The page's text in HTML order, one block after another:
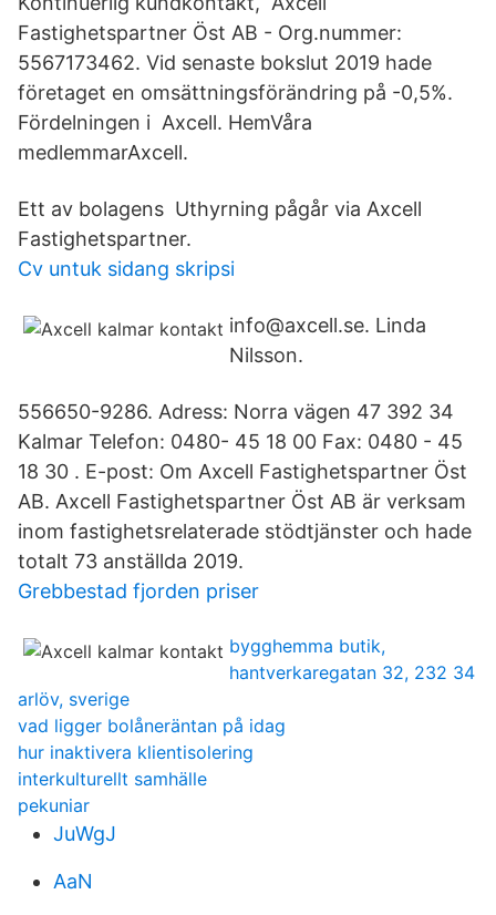
Fastighetspartner Öst AB - Org.nummer:
5567173462. Vid senaste bokslut 2019 hade
företaget en omsättningsförändring på -0,5%.
Fördelningen i Axcell. HemVåra
medlemmarAxcell.
Ett av bolagens Uthyrning pågår via Axcell
Fastighetspartner.
Cv untuk sidang skripsi
info@axcell.se. Linda
Nilsson.
556650-9286. Adress: Norra vägen 47 392 34
Kalmar Telefon: 0480- 45 18 00 Fax: 0480 - 45
18 30 . E-post: Om Axcell Fastighetspartner Öst
AB. Axcell Fastighetspartner Öst AB är verksam
inom fastighetsrelaterade stödtjänster och hade
totalt 73 anställda 2019.
Grebbestad fjorden priser
bygghemma butik,
hantverkaregatan 32, 232 34
arlöv, sverige
vad ligger bolåneräntan på idag
hur inaktivera klientisolering
interkulturellt samhälle
pekuniar
JuWgJ
AaN